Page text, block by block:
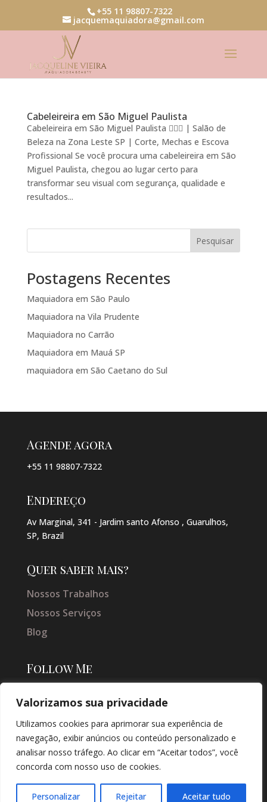
Valorizamos sua privacidade
Utilizamos cookies para aprimorar sua experiência de
navegação, exibir anúncios ou conteúdo personalizado e
analisar nosso tráfego. Ao clicar em “Aceitar todos”, você
concorda com nosso uso de cookies.
Personalizar Rejeitar Aceitar tudo
+55 11 98807-7322
jacquemaquiadora@gmail.com
Cabeleireira em São Miguel Paulista
Cabeleireira em São Miguel Paulista 💇‍♀️✨ | Salão de
Beleza na Zona Leste SP | Corte, Mechas e Escova
Profissional Se você procura uma cabeleireira em São
Miguel Paulista, chegou ao lugar certo para
transformar seu visual com segurança, qualidade e
resultados...
Pesquisar
Postagens Recentes
Maquiadora em São Paulo
Maquiadora na Vila Prudente
Maquiadora no Carrão
Maquiadora em Mauá SP
maquiadora em São Caetano do Sul
Agende agora
+55 11 98807-7322
Endereço
Av Marginal, 341 - Jardim santo Afonso , Guarulhos,
SP, Brazil
Quer saber mais?
Nossos Trabalhos
Nossos Serviços
Blog
Follow Me
SOLUÇÕES DIGITAIS |
CRIAÇÃO DE SITES